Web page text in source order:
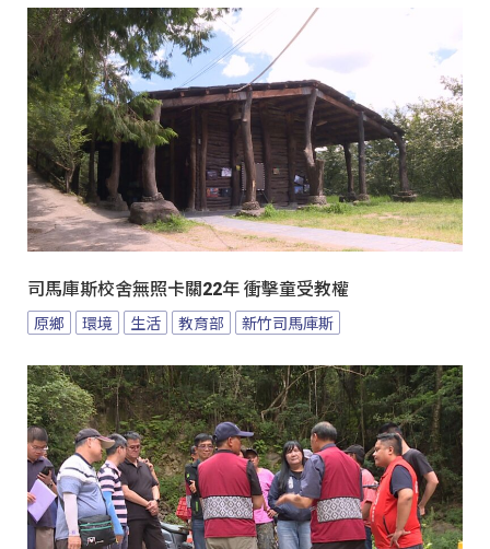
司馬庫斯校舍無照卡關22年 衝擊童受教權
原鄉 環境 生活 教育部 新竹司馬庫斯